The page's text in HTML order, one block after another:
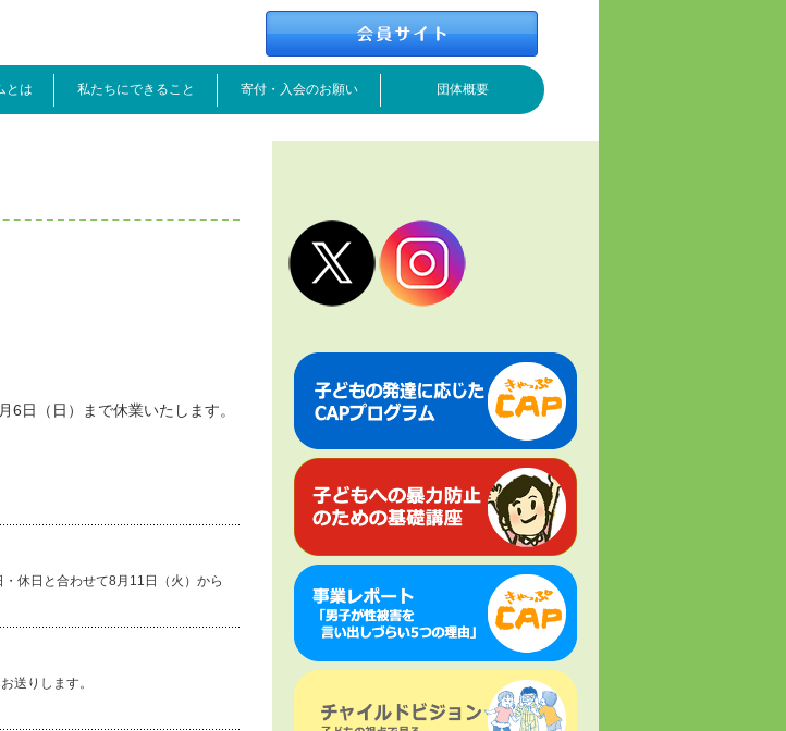
とは 私たちにできること 寄付・入会のお願い 団体概要
日（日）まで休業いたします。
休日と合わせて8月11日（火）から
送りします。